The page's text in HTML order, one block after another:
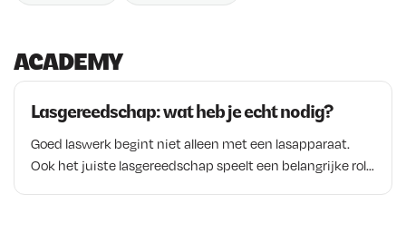
ACADEMY
Lasgereedschap: wat heb je echt nodig?
Goed laswerk begint niet alleen met een lasapparaat.
Ook het juiste lasgereedschap speelt een belangrijke rol